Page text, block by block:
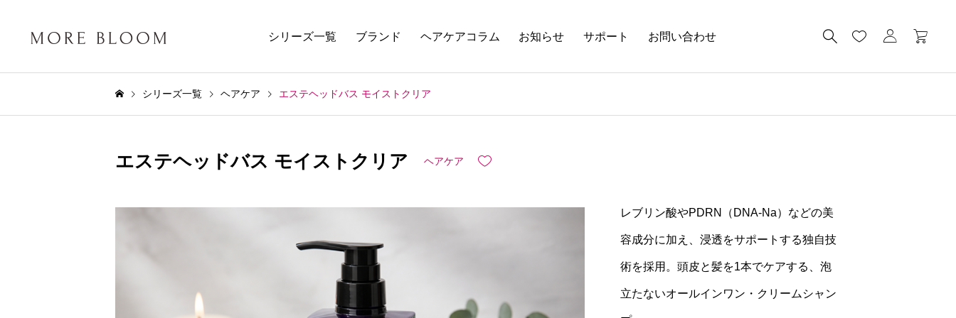
シリーズ一覧 ブランド ヘアケアコラム お知らせ サポート お問い合わせ
シリーズ一覧 ヘアケア エステヘッドバス モイストクリア
エステヘッドバス モイストクリア ヘアケア
レブリン酸やPDRN（DNA-Na）などの美
容成分に加え、浸透をサポートする独自技
術を採用。頭皮と髪を1本でケアする、泡
立たないオールインワン・クリームシャン